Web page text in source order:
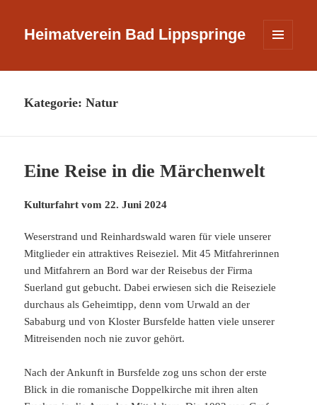
Heimatverein Bad Lippspringe
WIDGETS
Kategorie:Natur
Eine Reise in die Märchenwelt
Kulturfahrt vom 22. Juni 2024
Weserstrand und Reinhardswald waren für viele unserer
Mitglieder ein attraktives Reiseziel. Mit 45 Mitfahrerinnen
und Mitfahrern an Bord war der Reisebus der Firma
Suerland gut gebucht. Dabei erwiesen sich die Reiseziele
durchaus als Geheimtipp, denn vom Urwald an der
Sababurg und von Kloster Bursfelde hatten viele unserer
Mitreisenden noch nie zuvor gehört.
Nach der Ankunft in Bursfelde zog uns schon der erste
Blick in die romanische Doppelkirche mit ihren alten